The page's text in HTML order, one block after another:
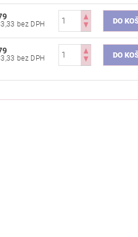
€633,33 bez DPH
€633,33 bez DPH